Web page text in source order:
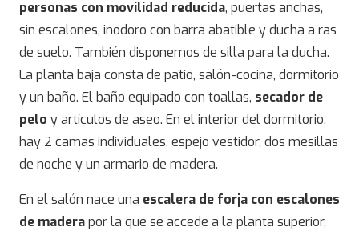
personas con movilidad reducida, puertas anchas,
sin escalones, inodoro con barra abatible y ducha a ras
de suelo. También disponemos de silla para la ducha.
La planta baja consta de patio, salón-cocina, dormitorio
y un baño. El baño equipado con toallas, secador de
pelo y artículos de aseo. En el interior del dormitorio,
hay 2 camas individuales, espejo vestidor, dos mesillas
de noche y un armario de madera.
En el salón nace una escalera de forja con escalones
de maderapor la que se accede a la planta superior,